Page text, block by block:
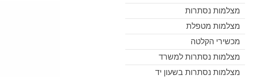
מצלמות נסתרות
מצלמות מטפלת
מכשירי הקלטה
מצלמות נסתרות למשרד
מצלמות נסתרות בשעון יד